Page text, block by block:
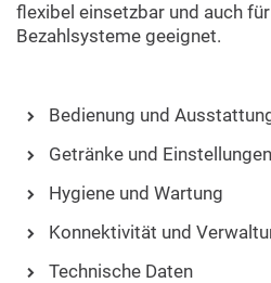
flexibel einsetzbar und auch
Bezahlsysteme geeignet.
Bedienung und
Getränke und Einstellungen
Hygiene und Wartung
Konnektivität und
Technische Daten